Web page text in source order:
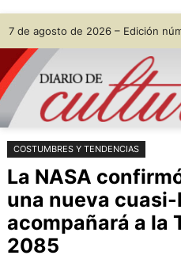
Saltar
al
contenido
Skip
to
content
7 de agosto de 2026 – Edición
COSTUMBRES Y TENDENCIAS
La NASA
una nueva
acompañará a la
2085